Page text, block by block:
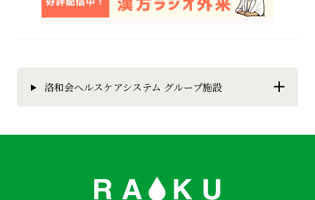
洛和会ヘルスケアシステム グループ施設